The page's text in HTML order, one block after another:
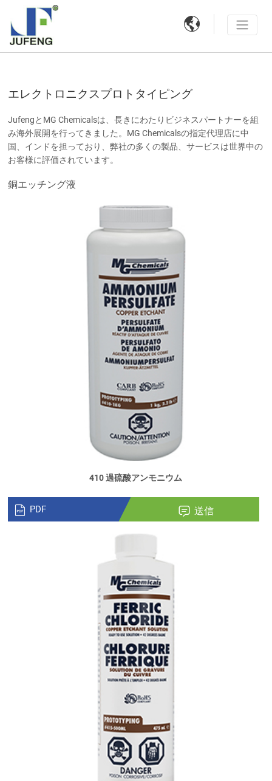

エレクトロニクスプロトタイピング
JufengとMG Chemicalsは、長きにわたりビジネスパートナーを組
み海外展開を行ってきました。MG Chemicalsの指定代理店に中
国、インドを担っており、弊社の多くの製品、サービスは世界中の
お客様に評価されています。
銅エッチング液
410 過硫酸アンモニウム
PDF 送信